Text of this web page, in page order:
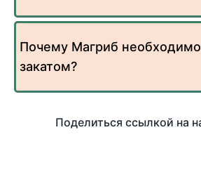
Почему Магриб необходимо
закатом?
Поделиться ссылкой на